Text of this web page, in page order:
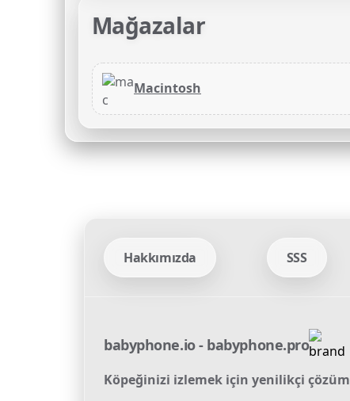
Mağazalar
Macintosh
Hakkımızda SSS
babyphone.io - babyphone.pro
Köpeğinizi izlemek için yenilikçi çözüm